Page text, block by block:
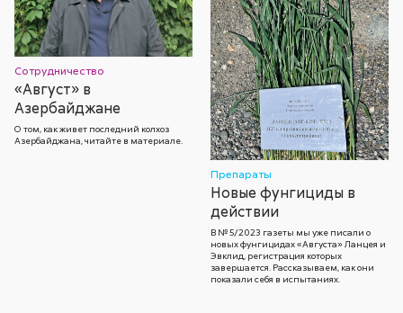
Сотрудничество
«Август» в
Азербайджане
О том, как живет последний колхоз
Азербайджана, читайте в материале.
Препараты
Новые фунгициды в
действии
В № 5/2023 газеты мы уже писали о
новых фунгицидах «Августа» Ланцея и
Эвклид, регистрация которых
завершается. Рассказываем, как они
показали себя в испытаниях.